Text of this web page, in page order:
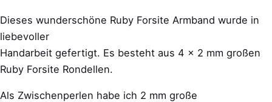
Dieses wunderschöne Ruby Forsite Armband wurde in
liebevoller
Handarbeit gefertigt. Es besteht aus 4 x 2 mm großen
Ruby Forsite Rondellen.
Als Zwischenperlen habe ich 2 mm große